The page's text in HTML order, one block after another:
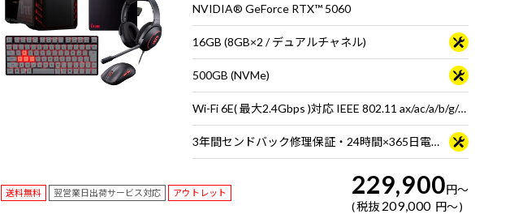
NVIDIA® GeForce RTX™ 5060
16GB (8GB×2 / デュアルチャネル)
500GB (NVMe)
Wi-Fi 6E( 最大2.4Gbps )対応 IEEE 802.11 ax/ac/a/b/g/n準拠 ＋ Bluetooth 5内蔵
3年間センドバック修理保証・24時間×365日電話サポート
送料無料 翌営業日出荷サービス対応 アウトレット 229,900円～
税抜 209,000 円～